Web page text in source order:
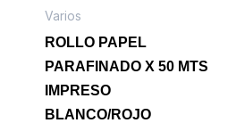
Varios
ROLLO PAPEL
PARAFINADO X 50 MTS
IMPRESO
BLANCO/ROJO